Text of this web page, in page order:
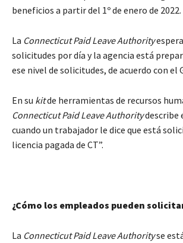
beneficios a partir del 1º de enero de 2022.
La Connecticut Paid Leave Authority
solicitudes por día y la agencia está
ese nivel de solicitudes, de acuerdo con el
En su kitde herramientas de recursos
Connecticut Paid Leave Authoritydescribe
cuando un trabajador le dice que está
licencia pagada de CT”.
¿Cómo los empleados pueden
La Connecticut Paid Leave Authorityse